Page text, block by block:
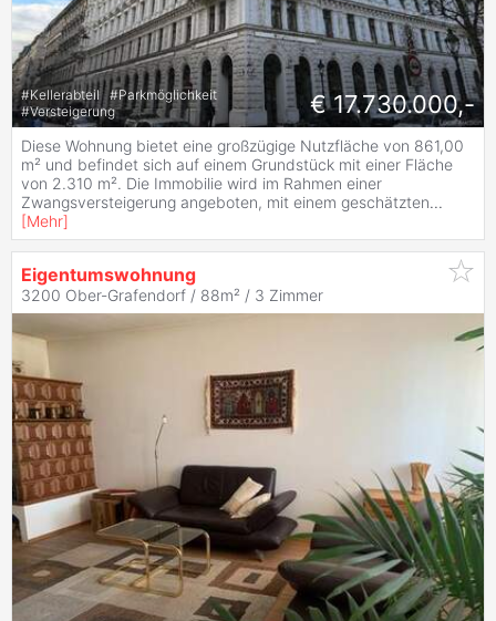
#Kellerabteil #Parkmöglichkeit
#Versteigerung € 17.730.000,-
Diese Wohnung bietet eine großzügige Nutzfläche von 861,00
m² und befindet sich auf einem Grundstück mit einer Fläche
von 2.310 m². Die Immobilie wird im Rahmen einer
Zwangsversteigerung angeboten, mit einem geschätzten...
[Mehr]
Eigentumswohnung
3200 Ober-Grafendorf / 88m² / 3 Zimmer